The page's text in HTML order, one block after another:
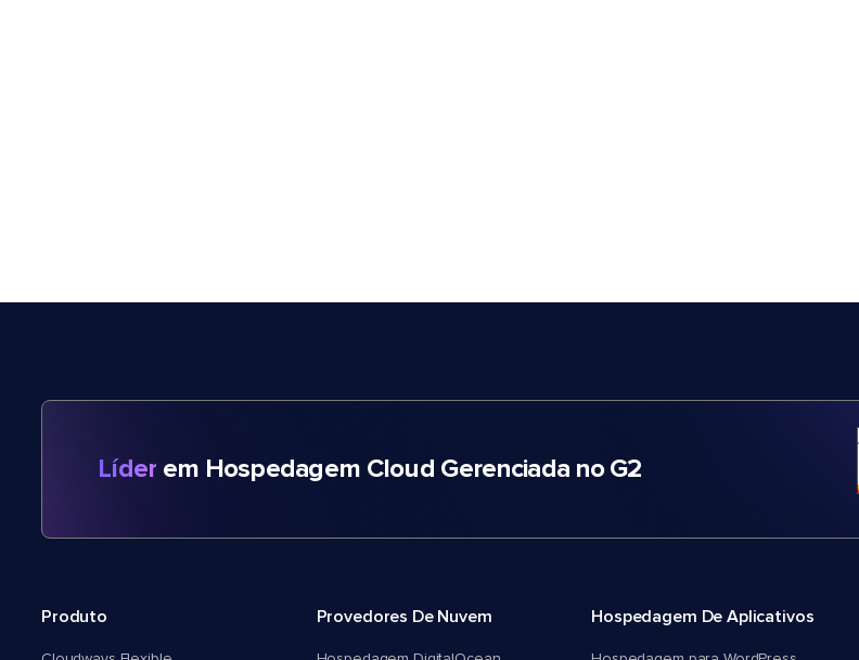
Líder em Hospedagem Cloud Gerenciada no G2
Produto Provedores De Nuvem Hospedagem De Aplicativos